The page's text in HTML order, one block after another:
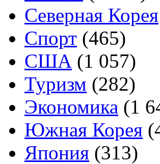
Северная Корея
Спорт (465)
США (1 057)
Туризм (282)
Экономика (1
Южная Корея
Япония (313)